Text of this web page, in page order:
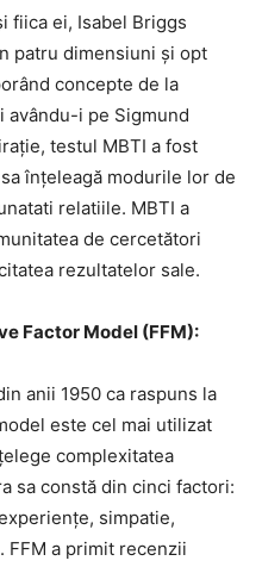
fiica ei, Isabel Briggs
patru dimensiuni și opt
concepte de la
avându-i pe Sigmund
testul MBTI a fost
înțeleagă modurile lor de
relatiile. MBTI a
de cercetători
rezultatelor sale.
Factor Model (FFM):
anii 1950 ca raspuns la
este cel mai utilizat
complexitatea
sa constă din cinci factori:
simpatie,
a primit recenzii